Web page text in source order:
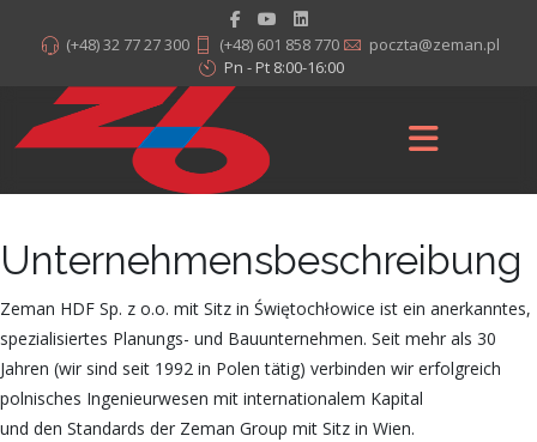
(+48) 32 77 27 300 (+48) 601 858 770
poczta@zeman.pl
Pn - Pt 8:00-16:00
Unternehmensbeschreibung
Zeman HDF Sp. z o.o. mit Sitz in Świętochłowice ist ein anerkanntes,
spezialisiertes Planungs- und Bauunternehmen. Seit mehr als 30
Jahren (wir sind seit 1992 in Polen tätig) verbinden wir erfolgreich
polnisches Ingenieurwesen mit internationalem Kapital
und den Standards der Zeman Group mit Sitz in Wien.